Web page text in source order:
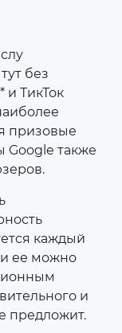
без
и ТикТок
призовые
Google также
каждый
ее можно
и
предложит.